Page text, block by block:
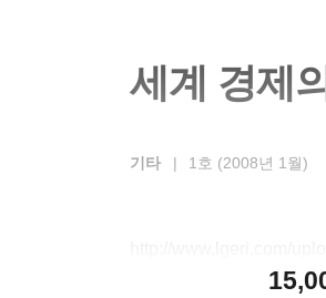
세계 경제
기타 | 1호 (2008년 1월)